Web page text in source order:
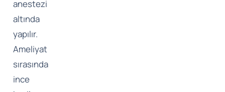
anestezi
altında
yapılır.
Ameliyat
sırasında
ince